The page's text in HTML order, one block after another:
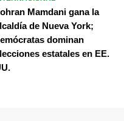
Mamdani gana la
de Nueva York;
dominan
estatales en EE.